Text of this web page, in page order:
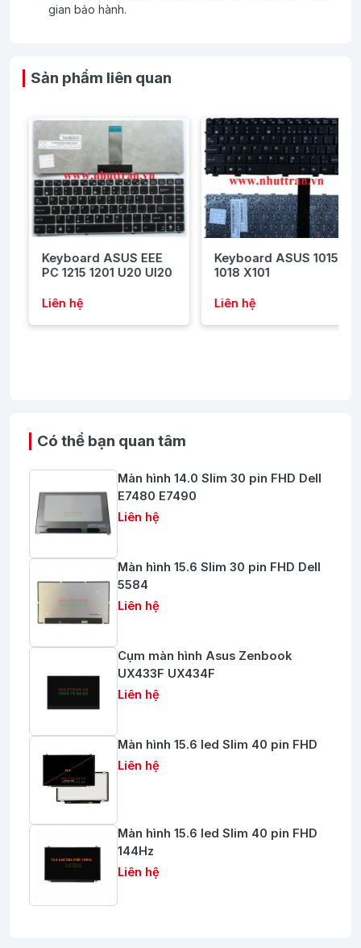
gian bảo hành.
Sản phẩm liên quan
Keyboard ASUS EEE
PC 1215 1201 U20 Ul20
Liên hệ
Keyboard ASUS 1015
1018 X101
Liên hệ
Có thể bạn quan tâm
Màn hình 14.0 Slim 30 pin FHD Dell
E7480 E7490
Liên hệ
Màn hình 15.6 Slim 30 pin FHD Dell
5584
Liên hệ
Cụm màn hình Asus Zenbook
UX433F UX434F
Liên hệ
Màn hình 15.6 led Slim 40 pin FHD
Liên hệ
Màn hình 15.6 led Slim 40 pin FHD
144Hz
Liên hệ